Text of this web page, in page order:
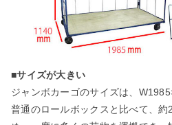
■サイズが大きい
ジャンボカーゴのサイズは、
普通のロールボックスと比べて、約